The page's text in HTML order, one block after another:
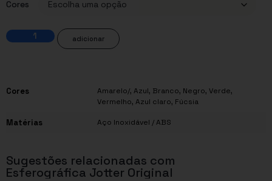
Cores
adicionar
Cores Amarelo/, Azul, Branco, Negro, Verde,
Vermelho, Azul claro, Fúcsia
Matérias Aço Inoxidável / ABS
Sugestões relacionadas com
Esferográfica Jotter Original